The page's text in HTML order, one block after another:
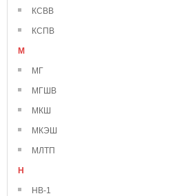
КСВВ
КСПВ
М
МГ
МГШВ
МКШ
МКЭШ
МЛТП
Н
НВ-1